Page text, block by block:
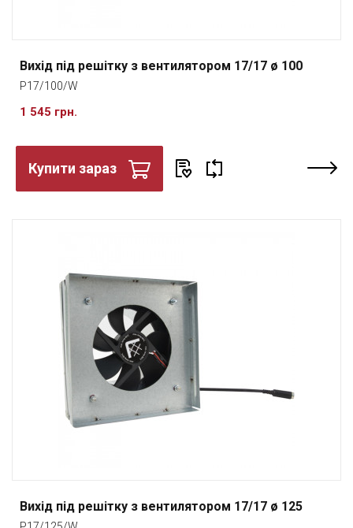
Вихід під решітку з вентилятором 17/17 ø 100
P17/100/W
1 545 грн.
Купити зараз
Вихід під решітку з вентилятором 17/17 ø 125